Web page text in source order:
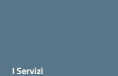
I Servizi